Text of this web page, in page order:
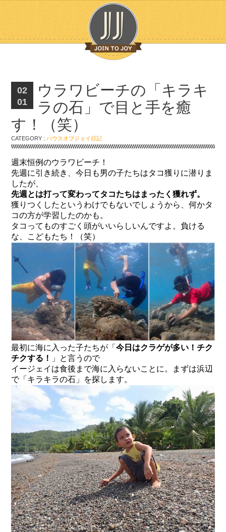
02
01
ウラワビーチの「キラキ
ラの石」で目と手を癒
す！（笑）
CATEGORY :ハウスオブジョイ日記
週末恒例のウラワビーチ！
先週に引き続き、今日も男の子たちはタコ獲りに潜りま
したが、
先週とは打って変わってタコたちはまったく獲れず。
獲りつくしたというわけでもないでしょうから、何かタ
コの方が学習したのかも。
タコってものすごく頭がいいらしいんですよ。負ける
な、こどもたち！（笑）
最初に海に入った子たちが「今日はクラゲが多い！チク
チクする！
」と言うので
イージェイは食後まで海に入らないことに。まずは浜辺
で「キラキラの石」を探します。